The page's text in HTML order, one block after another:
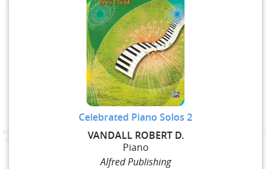
Celebrated Piano Solos 2
VANDALL ROBERT D.
Piano
Alfred Publishing